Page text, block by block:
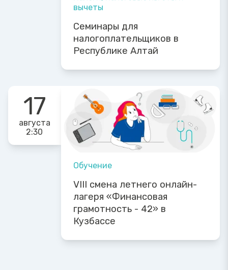
вычеты
Семинары для
налогоплательщиков в
Республике Алтай
17
августа
2:30
Обучение
VIII смена летнего онлайн-
лагеря «Финансовая
грамотность - 42» в
Кузбассе